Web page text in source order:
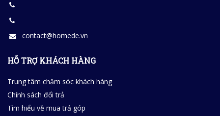
contact@homede.vn
HỖ TRỢ KHÁCH HÀNG
Trung tâm chăm sóc khách hàng
Chính sách đổi trả
Tìm hiểu về mua trả góp